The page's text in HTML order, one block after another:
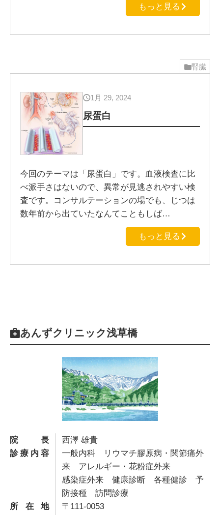
もっと見る
腎臓
1月 29, 2024
尿蛋白
今回のテーマは「尿蛋白」です。血液検査に比
べ派手さはないので、異常が見逃されやすい検
査です。コンサルテーションの場でも、じつは
数年前から出ていたなんてこともしば…
もっと見る
あんずクリニック浅草橋
院長
西澤 雄貴
診療内容
一般内科 リウマチ膠原病・関節痛外
来 アレルギー・花粉症外来
感染症外来 健康診断 各種健診 予
防接種 訪問診療
所在地
〒111-0053